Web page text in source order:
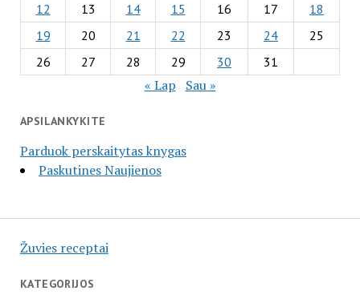
12
13 14 15 16 17
18
19
20 21 22 23 24
25
26
27 28 29 30 31
« Lap Sau »
APSILANKYKITE
Parduok perskaitytas knygas
Paskutines Naujienos
Žuvies receptai
KATEGORIJOS